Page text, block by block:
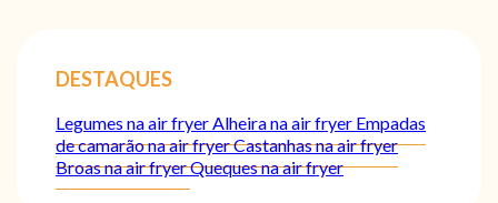
DESTAQUES
Legumes na air fryerAlheira na air fryer Empadas
de camarão na air fryerCastanhas na air fryer
Broas na air fryerQueques na air fryer